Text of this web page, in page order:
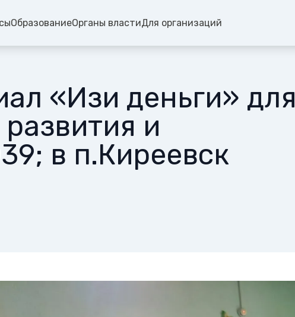
ОбразованиеОрганы властиДля организаций
«Изи деньги» для
и
в п.Киреевск